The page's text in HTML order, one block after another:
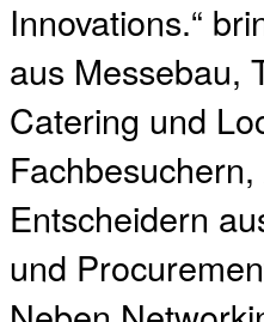
Innovations.“
aus Messebau,
Catering und
Entscheidern
und